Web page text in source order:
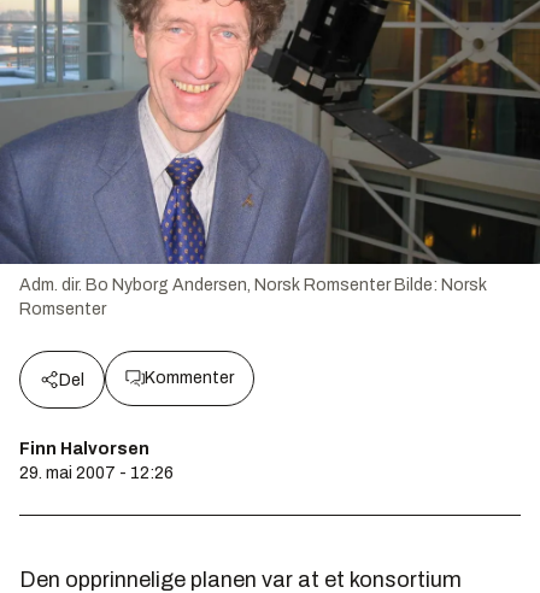
Adm. dir. Bo Nyborg Andersen, Norsk Romsenter Bilde: Norsk
Romsenter
Del Kommenter
Finn Halvorsen
29. mai 2007 - 12:26
Den opprinnelige planen var at et konsortium